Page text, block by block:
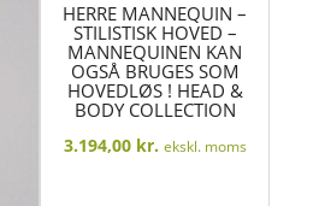
HERRE MANNEQUIN –
STILISTISK HOVED –
MANNEQUINEN KAN
OGSÅ BRUGES SOM
HOVEDLØS ! HEAD &
BODY COLLECTION
3.194,00 kr. ekskl. moms